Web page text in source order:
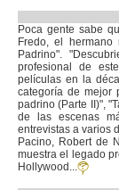
Poca gente sabe
Fredo, el
Padrino".
profesional de
películas en la
categoría de mejor
padrino (Parte II)",
de las escenas
entrevistas a varios
Pacino, Robert de
muestra el legado
Hollywood...